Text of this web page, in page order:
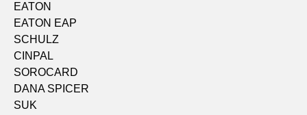
EATON
EATON EAP
SCHULZ
CINPAL
SOROCARD
DANA SPICER
SUK